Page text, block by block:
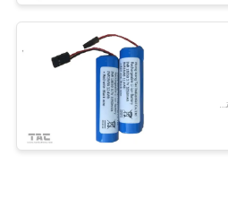
USD 3-5 MOQ:500 عدد برای تک سلولی ، 50 بسته برای بسته های باتری